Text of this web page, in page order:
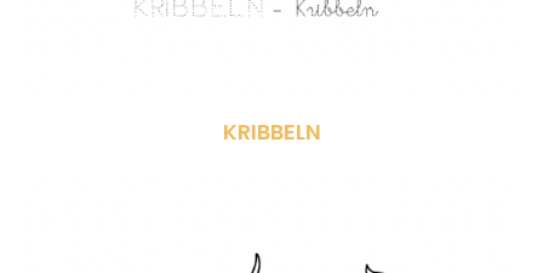
KRIBBELN